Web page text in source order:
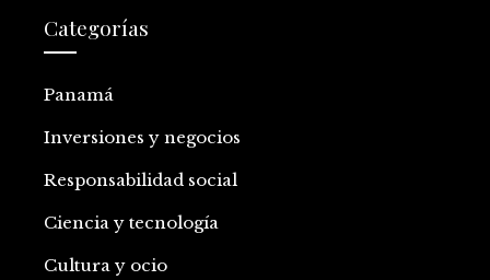
Categorías
Panamá
Inversiones y negocios
Responsabilidad social
Ciencia y tecnología
Cultura y ocio